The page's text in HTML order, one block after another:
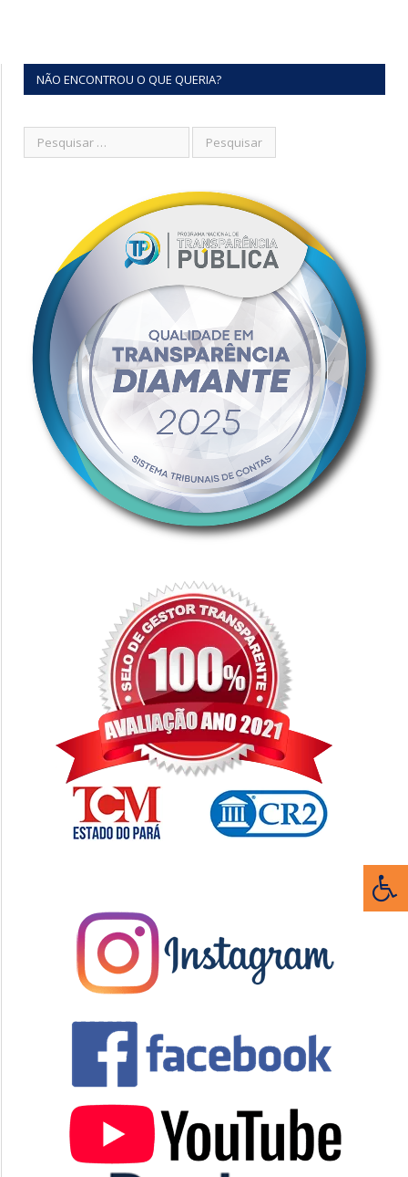
NÃO ENCONTROU O QUE QUERIA?